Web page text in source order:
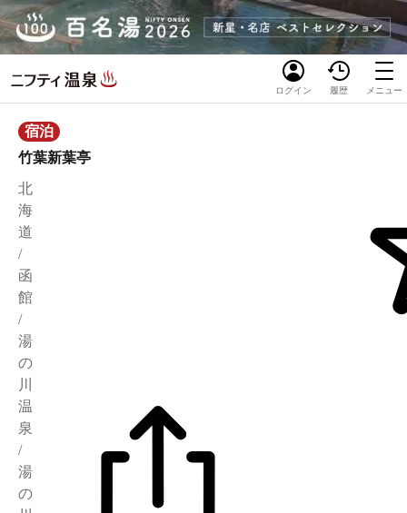
ログイン 履歴 メニュー
宿泊
竹葉新葉亭
北
海
道
/
函
館
/
湯
の
川
温
泉
/
湯
の